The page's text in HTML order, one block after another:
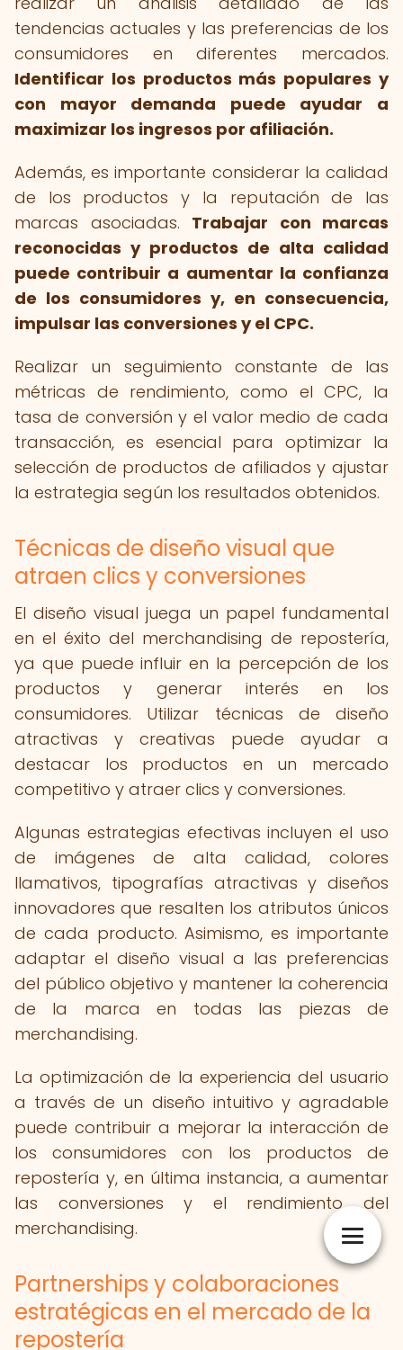
tendencias actuales y las preferencias de los
consumidores en diferentes mercados.
Identificar los productos más populares y
con mayor demanda puede ayudar a
maximizar los ingresos por afiliación.
Además, es importante considerar la calidad
de los productos y la reputación de las
marcas asociadas. Trabajar con marcas
reconocidas y productos de alta calidad
puede contribuir a aumentar la confianza
de los consumidores y, en consecuencia,
impulsar las conversiones y el CPC.
Realizar un seguimiento constante de las
métricas de rendimiento, como el CPC, la
tasa de conversión y el valor medio de cada
transacción, es esencial para optimizar la
selección de productos de afiliados y ajustar
la estrategia según los resultados obtenidos.
Técnicas de diseño visual que
atraen clics y conversiones
El diseño visual juega un papel fundamental
en el éxito del merchandising de repostería,
ya que puede influir en la percepción de los
productos y generar interés en los
consumidores. Utilizar técnicas de diseño
atractivas y creativas puede ayudar a
destacar los productos en un mercado
competitivo y atraer clics y conversiones.
Algunas estrategias efectivas incluyen el uso
de imágenes de alta calidad, colores
llamativos, tipografías atractivas y diseños
innovadores que resalten los atributos únicos
de cada producto. Asimismo, es importante
adaptar el diseño visual a las preferencias
del público objetivo y mantener la coherencia
de la marca en todas las piezas de
merchandising.
La optimización de la experiencia del usuario
a través de un diseño intuitivo y agradable
puede contribuir a mejorar la interacción de
los consumidores con los productos de
repostería y, en última instancia, a aumentar
las conversiones y el rendimiento del
merchandising.
Partnerships y colaboraciones
estratégicas en el mercado de la
repostería